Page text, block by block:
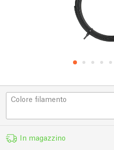
Colore filamento
In magazzino